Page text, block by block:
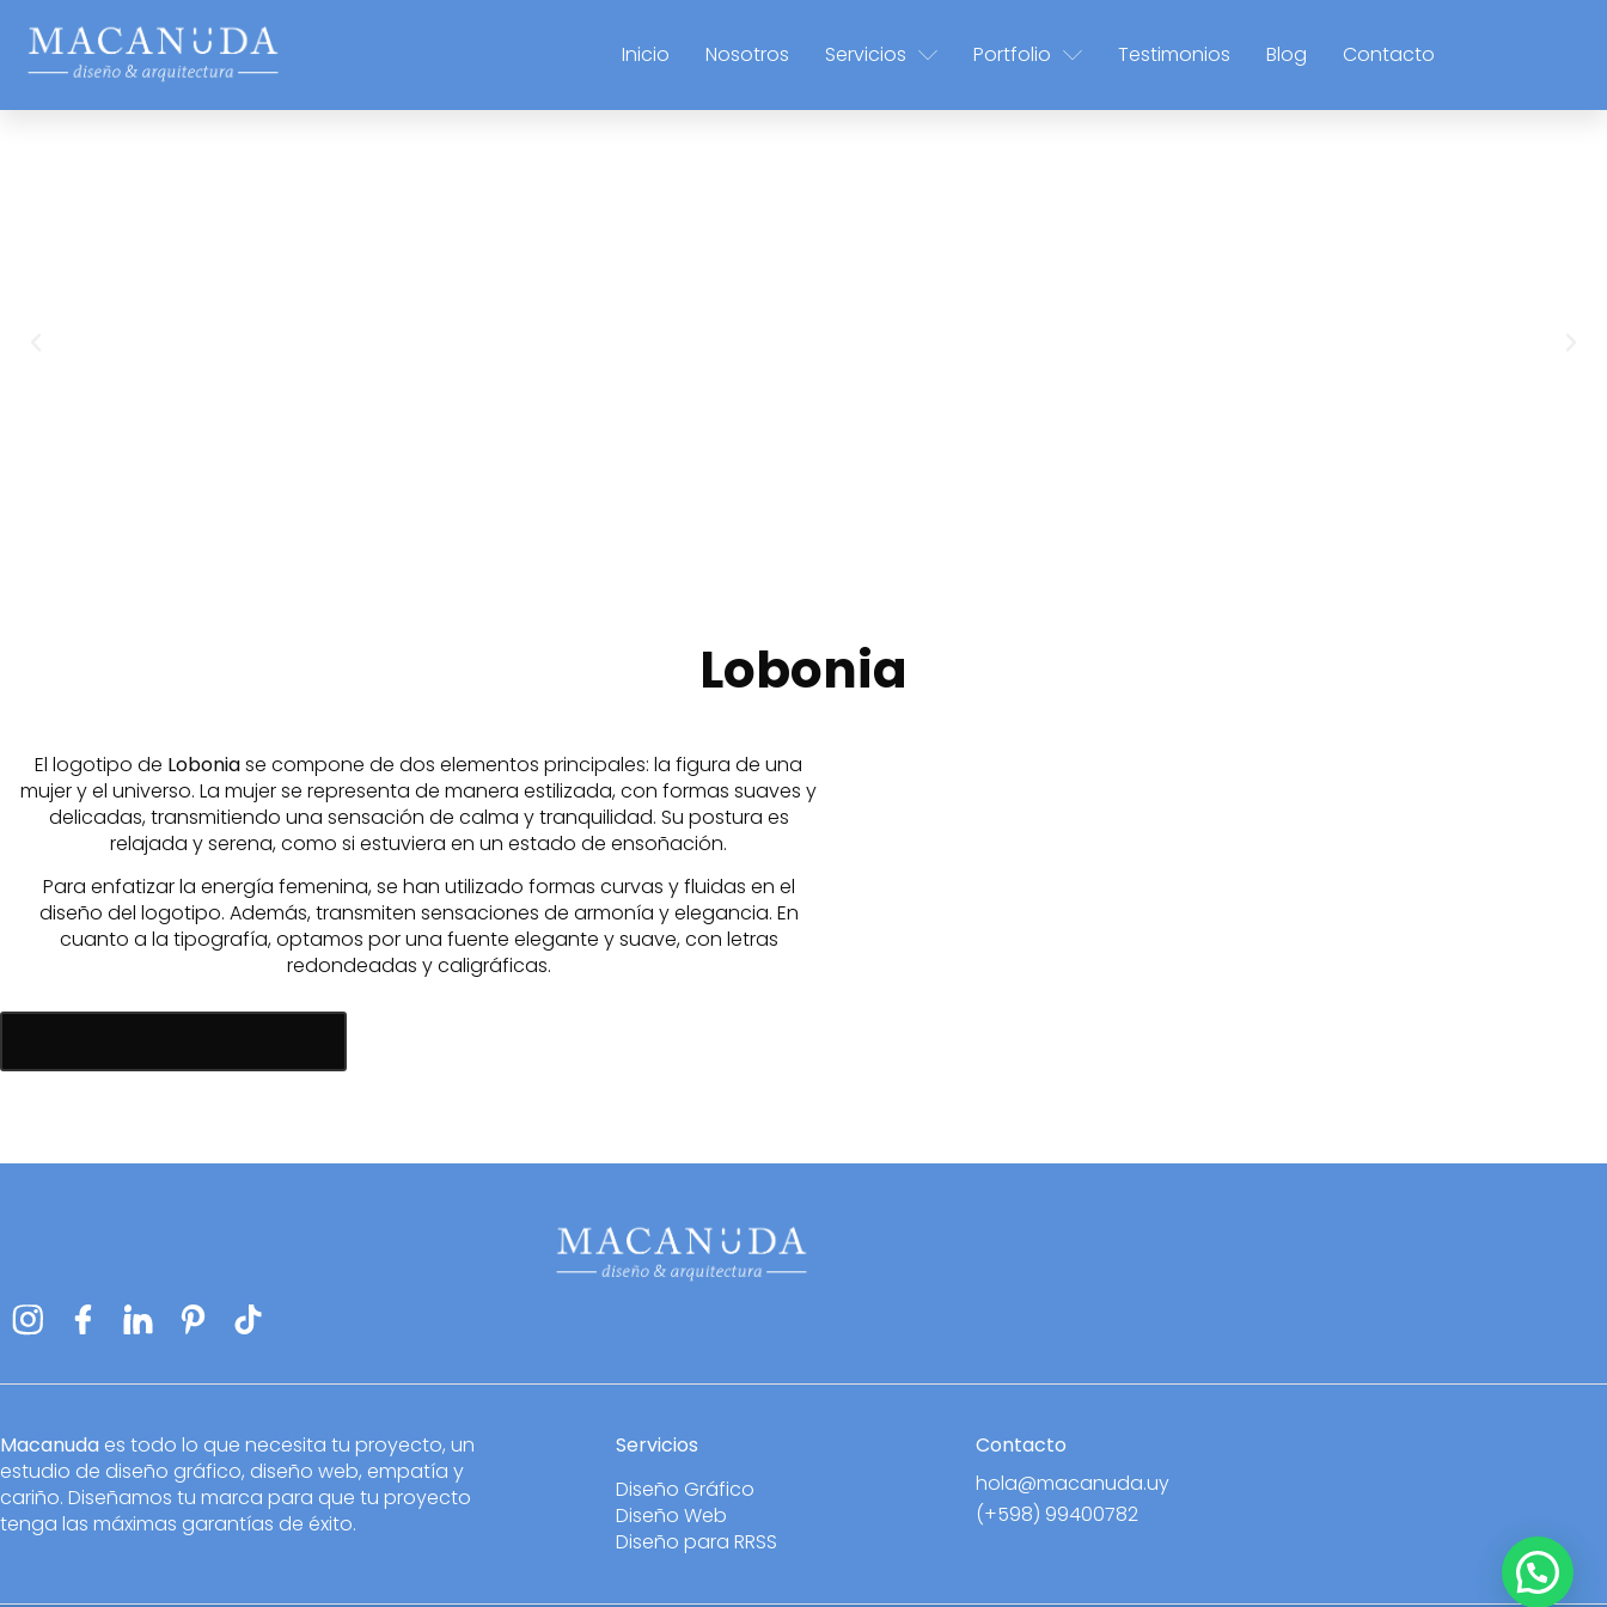
Inicio Nosotros Servicios Portfolio Testimonios Blog Contacto
Lobonia
El logotipo de Loboniase compone de dos elementos principales: la figura de una
mujer y el universo. La mujer se representa de manera estilizada, con formas suaves y
delicadas, transmitiendo una sensación de calma y tranquilidad. Su postura es
relajada y serena, como si estuviera en un estado de ensoñación.
Para enfatizar la energía femenina, se han utilizado formas curvas y fluidas en el
diseño del logotipo. Además, transmiten sensaciones de armonía y elegancia. En
cuanto a la tipografía, optamos por una fuente elegante y suave, con letras
redondeadas y caligráficas.
Macanuda es todo lo que necesita tu proyecto, un
estudio de diseño gráfico, diseño web, empatía y
cariño. Diseñamos tu marca para que tu proyecto
tenga las máximas garantías de éxito.
Servicios
Diseño Gráfico
Diseño Web
Diseño para RRSS
Contacto
hola@macanuda.uy
(+598) 99400782